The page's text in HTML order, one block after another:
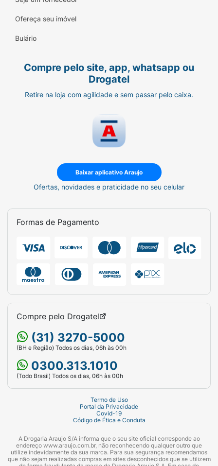
Ofereça seu imóvel
Bulário
Compre pelo site, app, whatsapp ou
Drogatel
Retire na loja com agilidade e sem passar pelo caixa.
Baixar aplicativo Araujo
Ofertas, novidades e praticidade no seu celular
Formas de Pagamento
Compre pelo Drogatel
(31) 3270-5000
(BH e Região) Todos os dias, 06h às 00h
0300.313.1010
(Todo Brasil) Todos os dias, 06h às 00h
Termo de Uso
Portal da Privacidade
Covid-19
Código de Ética e Conduta
A Drogaria Araujo S/A informa que o seu site oficial corresponde ao
endereço www.araujo.com.br, não reconhecendo qualquer outro que
utilize indevidamente da sua marca. Para sua segurança recomendamos
que não sejam realizadas compras em sites desconhecidos que se utilizem